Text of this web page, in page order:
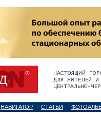
НАВИГАТОР СТАТЬИ